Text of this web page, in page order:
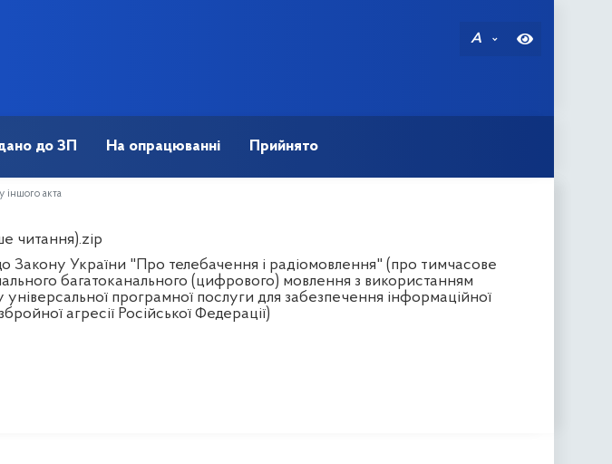
A
до ЗП На опрацюванні Прийнято
іншого акта
читання).zip
Закону України "Про телебачення і радіомовлення" (про тимчасове
багатоканального (цифрового) мовлення з використанням
програмної послуги для забезпечення інформаційної
агресії Російської Федерації)